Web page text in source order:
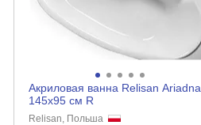
Акриловая ванна Relisan Ariadna
145x95 см R
Relisan, Польша